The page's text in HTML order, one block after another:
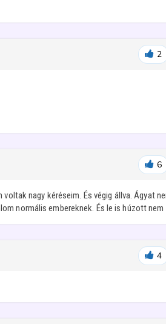
2
6
nagy kéréseim. És végig állva. Ágyat
normális embereknek. És le is húzott
4